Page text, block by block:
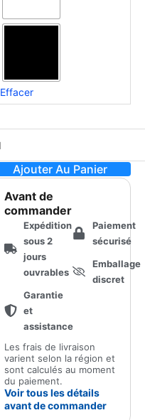
Effacer
Ajouter Au Panier
Avant de
commander
Expédition
sous 2
jours
ouvrables
Garantie
et
assistance
Paiement
sécurisé
Emballage
discret
Les frais de livraison
varient selon la région et
sont calculés au moment
du paiement.
Voir tous les détails
avant de commander